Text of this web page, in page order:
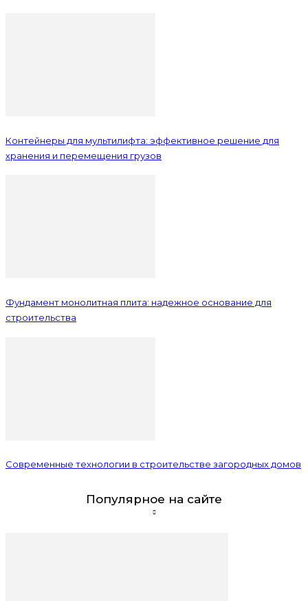
Контейнеры для мультилифта: эффективное решение для
хранения и перемещения грузов
Фундамент монолитная плита: надежное основание для
строительства
Современные технологии в строительстве загородных домов
Популярное на сайте